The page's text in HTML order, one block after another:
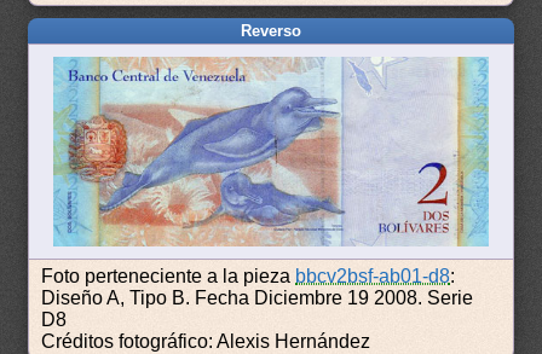
Reverso
Foto perteneciente a la pieza bbcv2bsf-ab01-d8:
Diseño A, Tipo B. Fecha Diciembre 19 2008. Serie
D8
Créditos fotográfico: Alexis Hernández